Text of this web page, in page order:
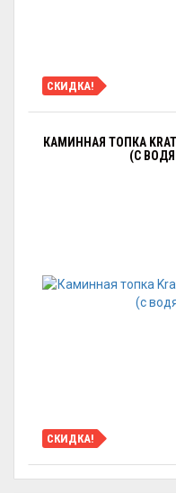
СКИДКА!
КАМИННАЯ ТОПКА
(С
СКИДКА!